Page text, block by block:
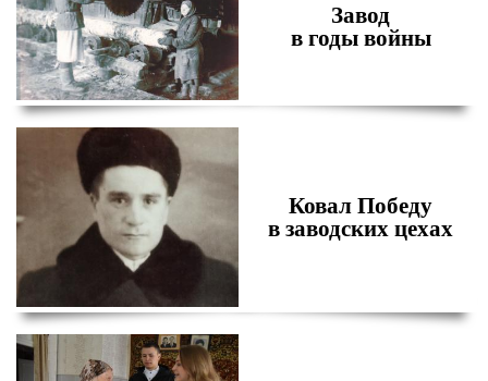
Завод
в годы войны
Ковал Победу
в заводских цехах